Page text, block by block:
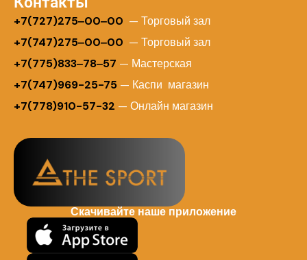
+7(727)275‒00‒00 — Торговый зал
+7(747)275‒00‒00 — Торговый зал
+7(775)833‒78‒57 — Мастерская
+7(747)969-25-75 — Каспи магазин
+7(778)910-57-32 — Онлайн магазин
Скачивайте наше приложение